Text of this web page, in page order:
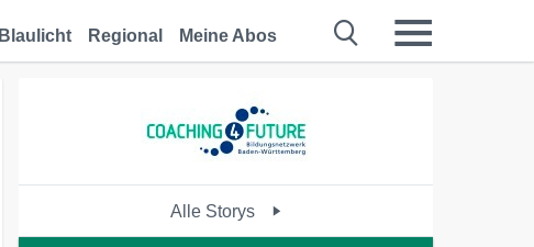
Blaulicht Regional Meine Abos
Alle Storys